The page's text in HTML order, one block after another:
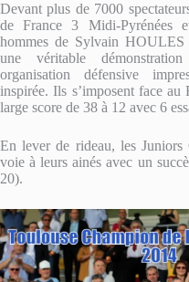
Devant plus de 7000
de France 3 Midi-Pyrénées
hommes de Sylvain
une véritable
organisation défensive
inspirée. Ils s’imposent face
large score de 38 à 12 avec 6
En lever de rideau, les
voie à leurs ainés avec un
20).